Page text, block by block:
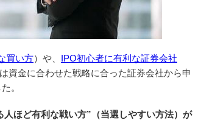
買い方）や、 IPO初心者に有利な証券会社
資金に合わせた戦略に合った証券会社から申
。
ほど有利な戦い方”（当選しやすい方法）が